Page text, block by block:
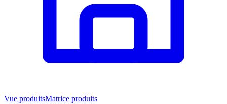
Vue produitsMatrice produits